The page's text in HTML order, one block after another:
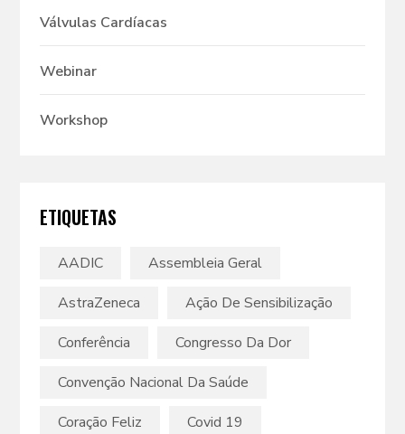
Válvulas Cardíacas
Webinar
Workshop
ETIQUETAS
AADIC
Assembleia Geral
AstraZeneca
Ação De Sensibilização
Conferência
Congresso Da Dor
Convenção Nacional Da Saúde
Coração Feliz
Covid 19